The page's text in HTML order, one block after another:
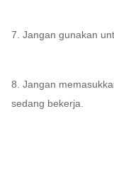
7. Jangan gunakan
8. Jangan
sedang bekerja.